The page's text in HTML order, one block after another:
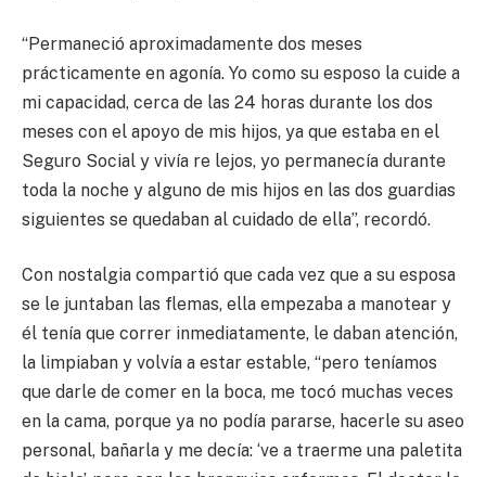
“Permaneció aproximadamente dos meses
prácticamente en agonía. Yo como su esposo la cuide a
mi capacidad, cerca de las 24 horas durante los dos
meses con el apoyo de mis hijos, ya que estaba en el
Seguro Social y vivía re lejos, yo permanecía durante
toda la noche y alguno de mis hijos en las dos guardias
siguientes se quedaban al cuidado de ella”, recordó.
Con nostalgia compartió que cada vez que a su esposa
se le juntaban las flemas, ella empezaba a manotear y
él tenía que correr inmediatamente, le daban atención,
la limpiaban y volvía a estar estable, “pero teníamos
que darle de comer en la boca, me tocó muchas veces
en la cama, porque ya no podía pararse, hacerle su aseo
personal, bañarla y me decía: ‘ve a traerme una paletita